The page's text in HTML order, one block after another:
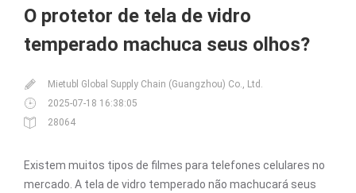
O protetor de tela de vidro
temperado machuca seus olhos?
Mietubl Global Supply Chain (Guangzhou) Co., Ltd.
2025-07-18 16:38:05
28064
Existem muitos tipos de filmes para telefones celulares no
mercado. A tela de vidro temperado não machucará seus